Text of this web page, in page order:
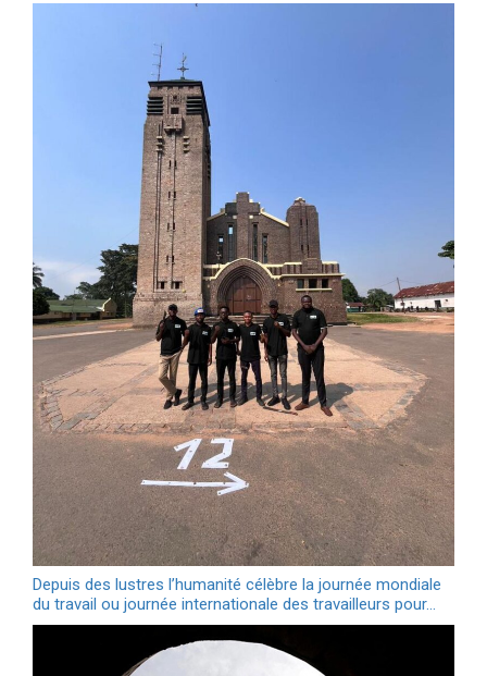
Depuis des lustres l’humanité célèbre la journée mondiale
du travail ou journée internationale des travailleurs pour…